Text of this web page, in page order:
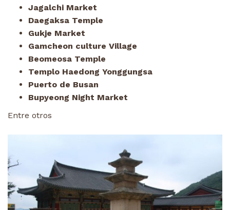
Jagalchi Market
Daegaksa Temple
Gukje Market
Gamcheon culture Village
Beomeosa Temple
Templo Haedong Yonggungsa
Puerto de Busan
Bupyeong Night Market
Entre otros